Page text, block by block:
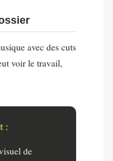
avec des cuts
voir le travail,
:
de